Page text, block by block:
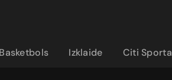
Basketbols Izklaide Citi